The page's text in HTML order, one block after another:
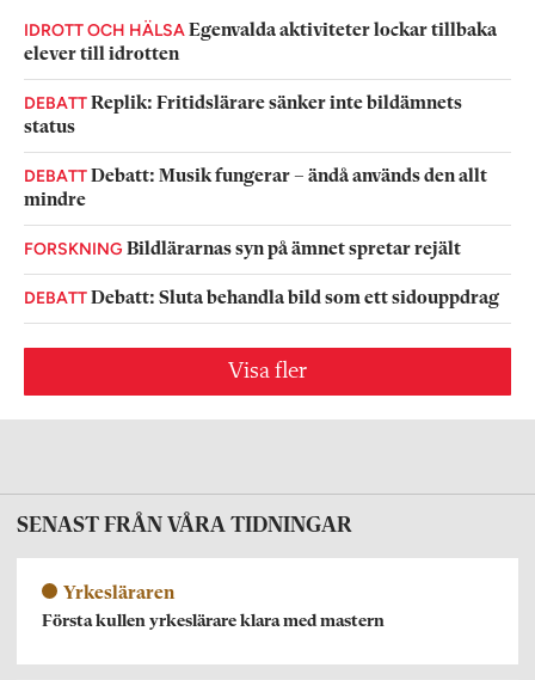
IDROTT OCH HÄLSA Egenvalda aktiviteter lockar tillbaka
elever till idrotten
DEBATTReplik: Fritidslärare sänker inte bildämnets
status
DEBATTDebatt: Musik fungerar – ändå används den allt
mindre
FORSKNING Bildlärarnas syn på ämnet spretar rejält
DEBATTDebatt: Sluta behandla bild som ett sidouppdrag
Visa fler
SENAST FRÅN VÅRA TIDNINGAR
Yrkesläraren
Första kullen yrkeslärare klara med mastern